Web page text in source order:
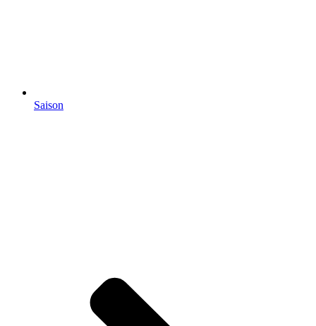
Saison